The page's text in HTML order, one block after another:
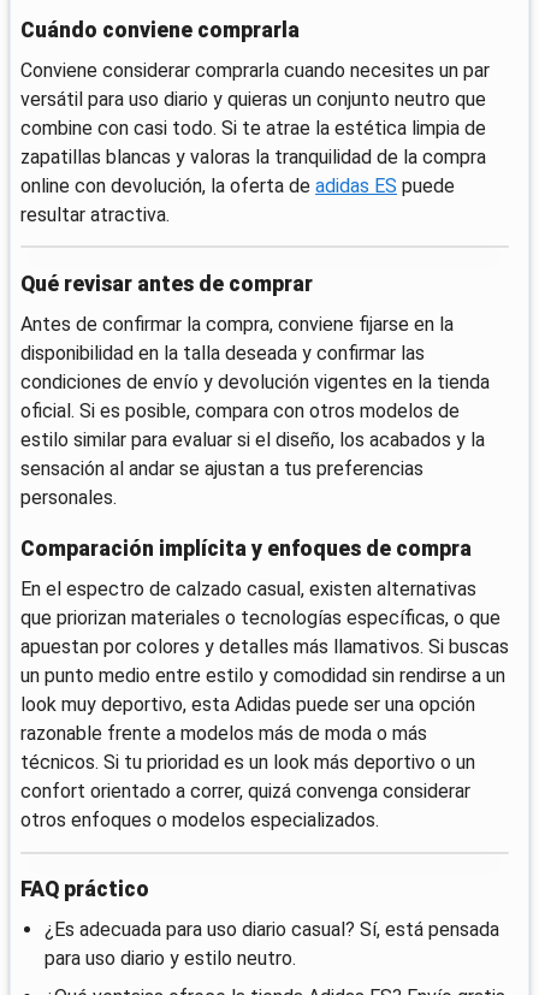
Cuándo conviene comprarla
Conviene considerar comprarla cuando necesites un par
versátil para uso diario y quieras un conjunto neutro que
combine con casi todo. Si te atrae la estética limpia de
zapatillas blancas y valoras la tranquilidad de la compra
online con devolución, la oferta de adidas ES puede
resultar atractiva.
Qué revisar antes de comprar
Antes de confirmar la compra, conviene fijarse en la
disponibilidad en la talla deseada y confirmar las
condiciones de envío y devolución vigentes en la tienda
oficial. Si es posible, compara con otros modelos de
estilo similar para evaluar si el diseño, los acabados y la
sensación al andar se ajustan a tus preferencias
personales.
Comparación implícita y enfoques de compra
En el espectro de calzado casual, existen alternativas
que priorizan materiales o tecnologías específicas, o que
apuestan por colores y detalles más llamativos. Si buscas
un punto medio entre estilo y comodidad sin rendirse a un
look muy deportivo, esta Adidas puede ser una opción
razonable frente a modelos más de moda o más
técnicos. Si tu prioridad es un look más deportivo o un
confort orientado a correr, quizá convenga considerar
otros enfoques o modelos especializados.
FAQ práctico
¿Es adecuada para uso diario casual? Sí, está pensada
para uso diario y estilo neutro.